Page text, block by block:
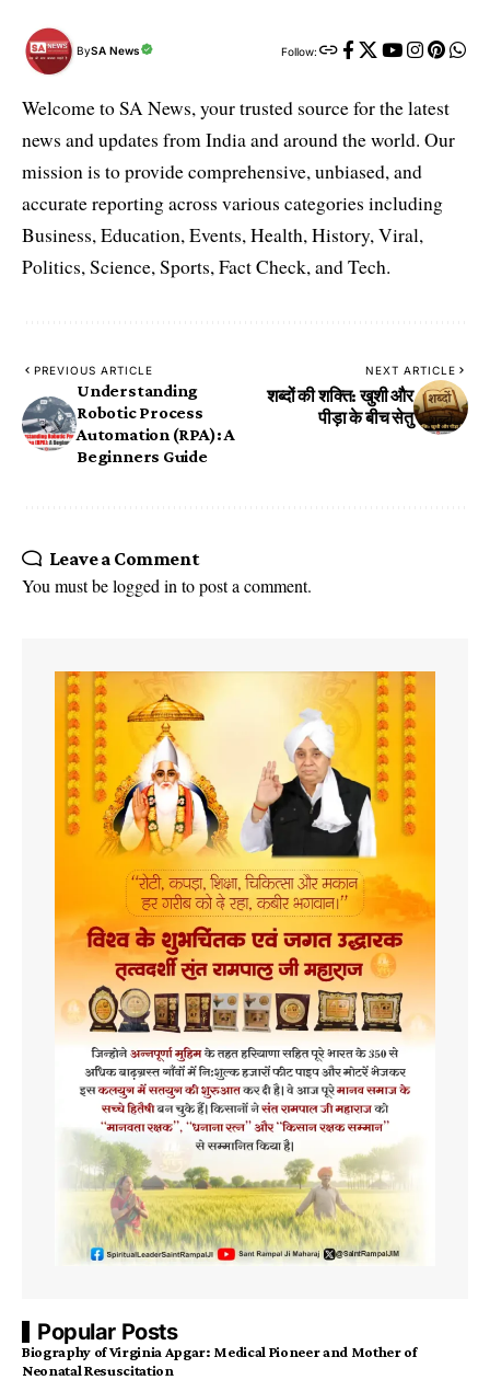
BySA News Follow:
Welcome to SA News, your trusted source for the latest
news and updates from India and around the world. Our
mission is to provide comprehensive, unbiased, and
accurate reporting across various categories including
Business, Education, Events, Health, History, Viral,
Politics, Science, Sports, Fact Check, and Tech.
PREVIOUS ARTICLE
Understanding
Robotic Process
Automation (RPA): A
Beginners Guide
NEXT ARTICLE
शब्दों की शक्ति: खुशी और
पीड़ा के बीच सेतु
Leave a Comment
You must belogged in to post a comment.
Popular Posts
Biography of Virginia Apgar: Medical Pioneer and Mother of
Neonatal Resuscitation